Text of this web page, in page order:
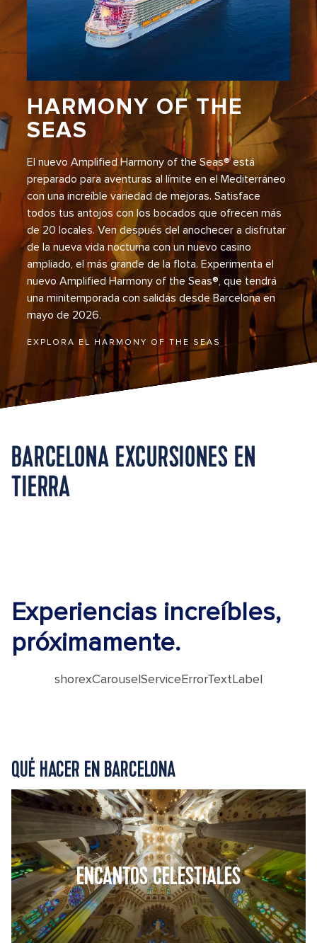
HARMONY OF THE
SEAS
El nuevo Amplified Harmony of the Seas® está
preparado para aventuras al límite en el Mediterráneo
con una increíble variedad de mejoras. Satisface
todos tus antojos con los bocados que ofrecen más
de 20 locales. Ven después del anochecer a disfrutar
de la nueva vida nocturna con un nuevo casino
ampliado, el más grande de la flota. Experimenta el
nuevo Amplified Harmony of the Seas®, que tendrá
una minitemporada con salidas desde Barcelona en
mayo de 2026.
EXPLORA EL HARMONY OF THE SEAS
BARCELONA EXCURSIONES EN
TIERRA
Experiencias increíbles,
próximamente.
shorexCarouselServiceErrorTextLabel
QUÉ HACER EN BARCELONA
ENCANTOS CELESTIALES